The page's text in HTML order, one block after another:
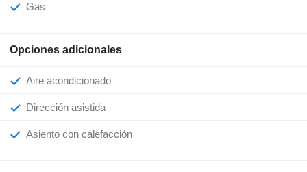
Gas
Opciones adicionales
Aire acondicionado
Dirección asistida
Asiento con calefacción